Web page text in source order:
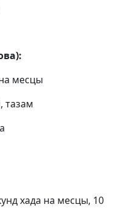
месцы
тазам
хада на месцы, 10